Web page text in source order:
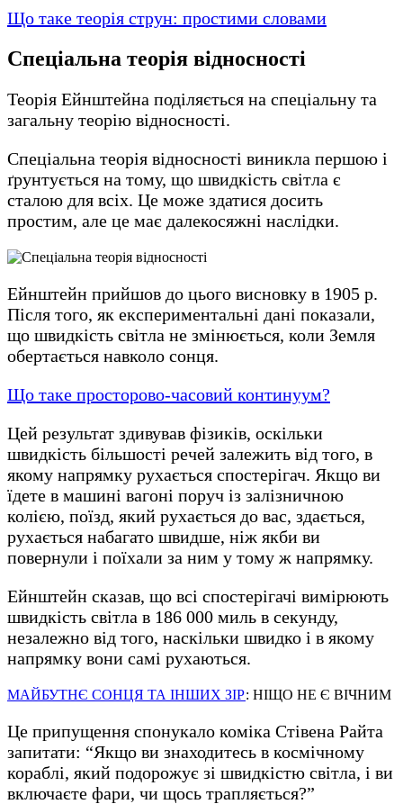
Що таке теорія струн: простими словами
Спеціальна теорія відносності
Теорія Ейнштейна поділяється на спеціальну та
загальну теорію відносності.
Спеціальна теорія відносності виникла першою і
ґрунтується на тому, що швидкість світла є
сталою для всіх. Це може здатися досить
простим, але це має далекосяжні наслідки.
Ейнштейн прийшов до цього висновку в 1905 р.
Після того, як експериментальні дані показали,
що швидкість світла не змінюється, коли Земля
обертається навколо сонця.
Що таке просторово-часовий континуум?
Цей результат здивував фізиків, оскільки
швидкість більшості речей залежить від того, в
якому напрямку рухається спостерігач. Якщо ви
їдете в машині вагоні поруч із залізничною
колією, поїзд, який рухається до вас, здається,
рухається набагато швидше, ніж якби ви
повернули і поїхали за ним у тому ж напрямку.
Ейнштейн сказав, що всі спостерігачі вимірюють
швидкість світла в 186 000 миль в секунду,
незалежно від того, наскільки швидко і в якому
напрямку вони самі рухаються.
МАЙБУТНЄ СОНЦЯ ТА ІНШИХ ЗІР: НІЩО НЕ Є ВІЧНИМ
Це припущення спонукало коміка Стівена Райта
запитати: “Якщо ви знаходитесь в космічному
кораблі, який подорожує зі швидкістю світла, і ви
включаєте фари, чи щось трапляється?”